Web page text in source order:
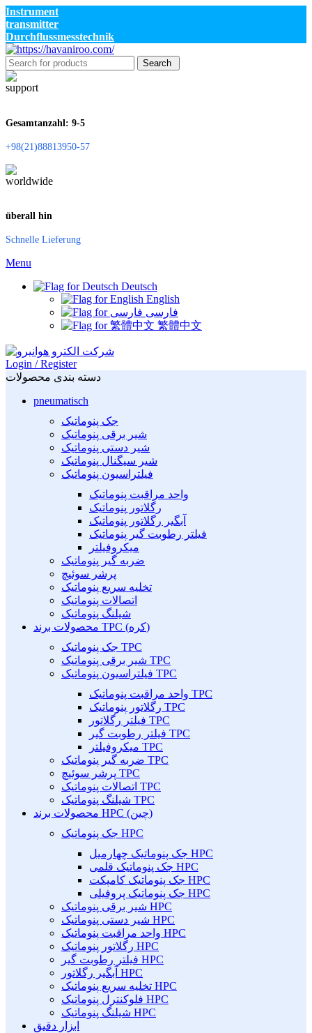
Instrument
transmitter
Durchflussmesstechnik
Search
Gesamtanzahl: 9-5
+98(21)88813950-57
überall hin
Schnelle Lieferung
Menu
Deutsch
English
فارسی
繁體中文
Login / Register
دسته بندی محصولات
pneumatisch
جک پنوماتیک
شیر برقی پنوماتیک
شیر دستی پنوماتیک
شیر سیگنال پنوماتیک
فیلتراسیون پنوماتیک
واحد مراقبت پنوماتیک
رگلاتور پنوماتیک
آبگیر رگلاتور پنوماتیک
فیلتر رطوبت گیر پنوماتیک
میکروفیلتر
ضربه گیر پنوماتیک
پرشر سوئیچ
تخلیه سریع پنوماتیک
اتصالات پنوماتیک
شیلنگ پنوماتیک
محصولات برند TPC (کره)
جک پنوماتیک TPC
شیر برقی پنوماتیک TPC
فیلتراسیون پنوماتیک TPC
واحد مراقبت پنوماتیک TPC
رگلاتور پنوماتیک TPC
فیلتر رگلاتور TPC
فیلتر رطوبت گیر TPC
میکروفیلتر TPC
ضربه گیر پنوماتیک TPC
پرشر سوئیچ TPC
اتصالات پنوماتیک TPC
شیلنگ پنوماتیک TPC
محصولات برند HPC (چین)
جک پنوماتیک HPC
جک پنوماتیک چهارمیل HPC
جک پنوماتیک قلمی HPC
جک پنوماتیک کامپکت HPC
جک پنوماتیک پروفیلی HPC
شیر برقی پنوماتیک HPC
شیر دستی پنوماتیک HPC
واحد مراقبت پنوماتیک HPC
رگلاتور پنوماتیک HPC
فیلتر رطوبت گیر HPC
آبگیر رگلاتور HPC
تخلیه سریع پنوماتیک HPC
فلوکنترل پنوماتیک HPC
شیلنگ پنوماتیک HPC
ابزار دقیق